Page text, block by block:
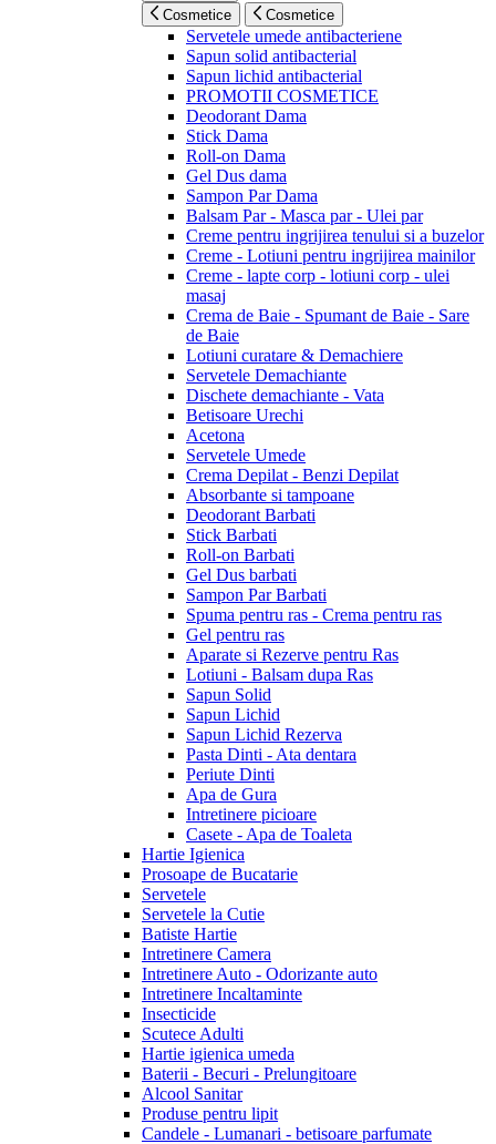
Cosmetice Cosmetice
Servetele umede antibacteriene
Sapun solid antibacterial
Sapun lichid antibacterial
PROMOTII COSMETICE
Deodorant Dama
Stick Dama
Roll-on Dama
Gel Dus dama
Sampon Par Dama
Balsam Par - Masca par - Ulei par
Creme pentru ingrijirea tenului si a buzelor
Creme - Lotiuni pentru ingrijirea mainilor
Creme - lapte corp - lotiuni corp - ulei
masaj
Crema de Baie - Spumant de Baie - Sare
de Baie
Lotiuni curatare & Demachiere
Servetele Demachiante
Dischete demachiante - Vata
Betisoare Urechi
Acetona
Servetele Umede
Crema Depilat - Benzi Depilat
Absorbante si tampoane
Deodorant Barbati
Stick Barbati
Roll-on Barbati
Gel Dus barbati
Sampon Par Barbati
Spuma pentru ras - Crema pentru ras
Gel pentru ras
Aparate si Rezerve pentru Ras
Lotiuni - Balsam dupa Ras
Sapun Solid
Sapun Lichid
Sapun Lichid Rezerva
Pasta Dinti - Ata dentara
Periute Dinti
Apa de Gura
Intretinere picioare
Casete - Apa de Toaleta
Hartie Igienica
Prosoape de Bucatarie
Servetele
Servetele la Cutie
Batiste Hartie
Intretinere Camera
Intretinere Auto - Odorizante auto
Intretinere Incaltaminte
Insecticide
Scutece Adulti
Hartie igienica umeda
Baterii - Becuri - Prelungitoare
Alcool Sanitar
Produse pentru lipit
Candele - Lumanari - betisoare parfumate